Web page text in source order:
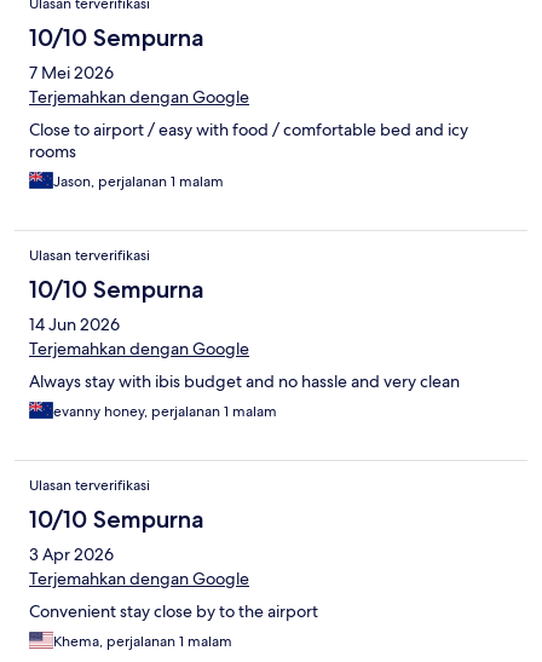
Ulasan terverifikasi
10/10 Sempurna
7 Mei 2026
Terjemahkan dengan Google
Close to airport / easy with food / comfortable bed and icy
rooms
Jason, perjalanan 1 malam
Ulasan terverifikasi
10/10 Sempurna
14 Jun 2026
Terjemahkan dengan Google
Always stay with ibis budget and no hassle and very clean
evanny honey, perjalanan 1 malam
Ulasan terverifikasi
10/10 Sempurna
3 Apr 2026
Terjemahkan dengan Google
Convenient stay close by to the airport
Khema, perjalanan 1 malam